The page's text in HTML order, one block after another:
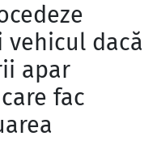
dacă
apar
fac